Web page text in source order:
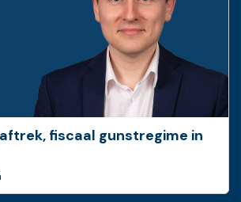
fiscaal gunstregime in